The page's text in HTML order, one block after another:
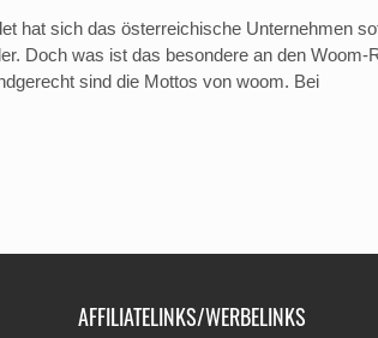
hat sich das österreichische Unternehmen
Doch was ist das besondere an den
sind die Mottos von woom. Bei
AFFILIATELINKS/WERBELINKS